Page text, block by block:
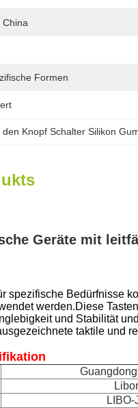
China
Formen
den Knopf Schalter Silikon
Geräte mit
spezifische Bedürfnisse
werden.Diese
und Stabilität
taktile und
Libor
LIBO-